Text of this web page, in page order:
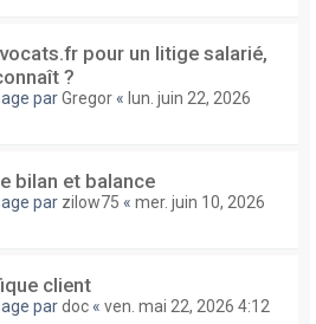
pour un litige salarié,
?
parGregor « lun. juin 22, 2026
bilan et balance
par zilow75 « mer. juin 10, 2026
client
pardoc « ven. mai 22, 2026 4:12